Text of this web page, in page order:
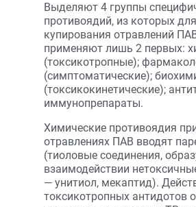
Выделяют 4 группы
противоядий, из которых для
купирования отравлений
применяют лишь 2 первых:
(токсикотропные);
(симптоматические);
(токсикокинетические);
иммунопрепараты.
Химические противоядия
отравлениях ПАВ вводят
(тиоловые соединения,
взаимодействии
— унитиол, мекаптид).
токсикотропных антидотов